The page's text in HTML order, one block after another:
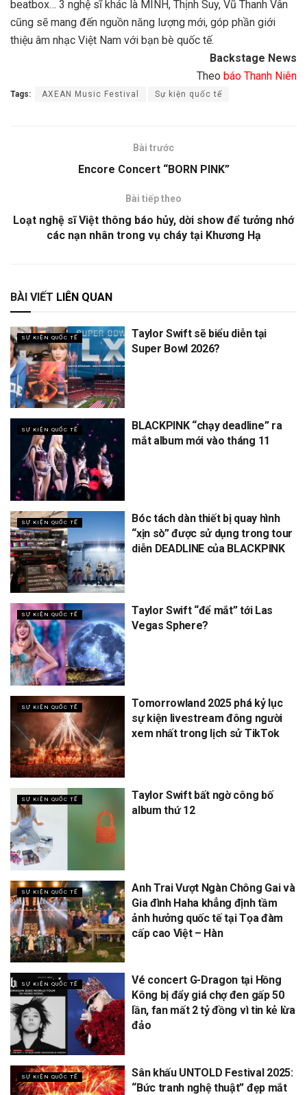
beatbox… 3 nghệ sĩ khác là MINH, Thịnh Suy, Vũ Thanh Vân
cũng sẽ mang đến nguồn năng lượng mới, góp phần giới
thiệu âm nhạc Việt Nam với bạn bè quốc tế.
Backstage News
Theo báo Thanh Niên
Tags: AXEAN Music Festival Sự kiện quốc tế
Bài trước
Encore Concert “BORN PINK”
Bài tiếp theo
Loạt nghệ sĩ Việt thông báo hủy, dời show để tưởng nhớ
các nạn nhân trong vụ cháy tại Khương Hạ
BÀI VIẾT LIÊN QUAN
SỰ KIỆN QUỐC TẾ
Taylor Swift sẽ biểu diễn tại
Super Bowl 2026?
SỰ KIỆN QUỐC TẾ
BLACKPINK “chạy deadline” ra
mắt album mới vào tháng 11
SỰ KIỆN QUỐC TẾ
Bóc tách dàn thiết bị quay hình
“xịn sò” được sử dụng trong tour
diễn DEADLINE của BLACKPINK
SỰ KIỆN QUỐC TẾ
Taylor Swift “để mắt” tới Las
Vegas Sphere?
SỰ KIỆN QUỐC TẾ
Tomorrowland 2025 phá kỷ lục
sự kiện livestream đông người
xem nhất trong lịch sử TikTok
SỰ KIỆN QUỐC TẾ
Taylor Swift bất ngờ công bố
album thứ 12
SỰ KIỆN QUỐC TẾ
Anh Trai Vượt Ngàn Chông Gai và
Gia đình Haha khẳng định tầm
ảnh hưởng quốc tế tại Tọa đàm
cấp cao Việt – Hàn
SỰ KIỆN QUỐC TẾ
Vé concert G-Dragon tại Hồng
Kông bị đẩy giá chợ đen gấp 50
lần, fan mất 2 tỷ đồng vì tin kẻ lừa
đảo
SỰ KIỆN QUỐC TẾ
Sân khấu UNTOLD Festival 2025:
“Bức tranh nghệ thuật” đẹp mắt